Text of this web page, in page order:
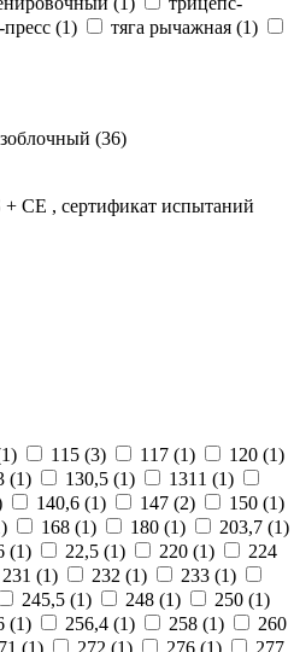
(1) тяга рычажная (1)
(36)
CE , сертификат испытаний
1) 115 (3) 117 (1) 120 (1)
(1) 130,5 (1) 1311 (1)
140,6 (1) 147 (2) 150 (1)
) 168 (1) 180 (1) 203,7 (1)
(1) 22,5 (1) 220 (1)
224
231 (1) 232 (1) 233 (1)
245,5 (1) 248 (1) 250 (1)
(1) 256,4 (1) 258 (1)
260
(1) 272 (1) 276 (1)
277